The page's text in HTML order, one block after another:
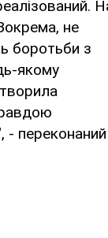
не
боротьби з
якому
- переконаний